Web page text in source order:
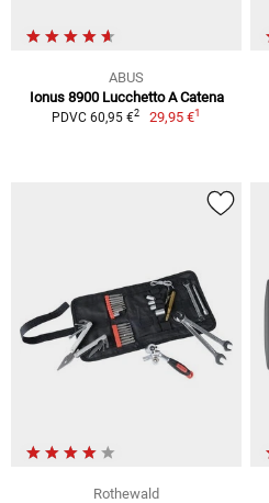
ABUS
Ionus 8900 Lucchetto A Catena
PDVC 60,95 €2 29,95 €1
Rothewald